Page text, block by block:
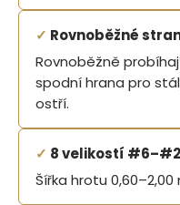
✓ Rovnoběžné
Rovnoběžně
spodní hrana pro
ostří.
✓ 8 velikostí
Šířka hrotu